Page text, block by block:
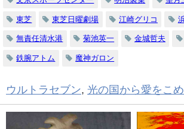
東芝 東芝日曜劇場 江崎グリコ
無責任清水港 菊池英一 金城哲夫
鉄腕アトム 魔神ガロン
ウルトラセブン, 光の国から愛をこ